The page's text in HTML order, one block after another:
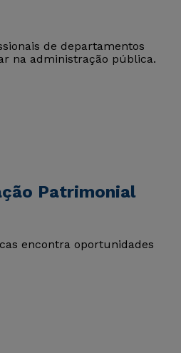
de departamentos
na administração pública.
Patrimonial
encontra oportunidades